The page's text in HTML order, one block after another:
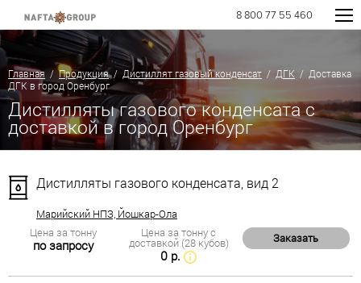
8 800 77 55 460
Главная /Продукция/ Дистиллят газовый конденсат / ДГК / Доставка
ДГК в город Оренбург
Дистилляты газового конденсата с
доставкой в город Оренбург
Дистилляты газового конденсата, вид 2
Марийский НПЗ, Йошкар-Ола
Цена за тонну
по запросу
Цена за тонну с
доставкой (28 кубов)
0 р.
Заказать